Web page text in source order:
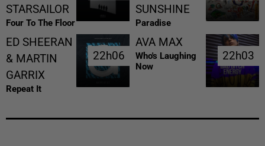
STARSAILOR
Four To The Floor
SUNSHINE
Paradise
ED SHEERAN
& MARTIN
GARRIX
Repeat It
22h06
22h06
AVA MAX
Who's Laughing
Now
22h03
22h03